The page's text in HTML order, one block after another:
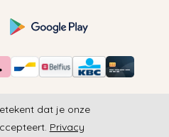
dat je onze
Privacy